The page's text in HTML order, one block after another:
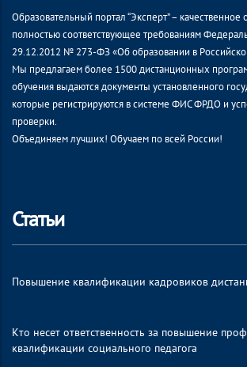
Образовательный портал “Эксперт” – качественное
полностью соответствующее требованиям
29.12.2012 № 273-ФЗ «Об образовании в
Мы предлагаем более 1500 дистанционных
обучения выдаются документы установленного
которые регистрируются в системе ФИС ФРДО и
проверки.
Объединяем лучших! Обучаем по всей России!
Статьи
Повышение квалификации кадровиков
Кто несет ответственность за повышение
квалификации социального педагога